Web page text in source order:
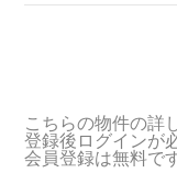
こちらの物件の詳
登録後ログインが
会員登録は無料で